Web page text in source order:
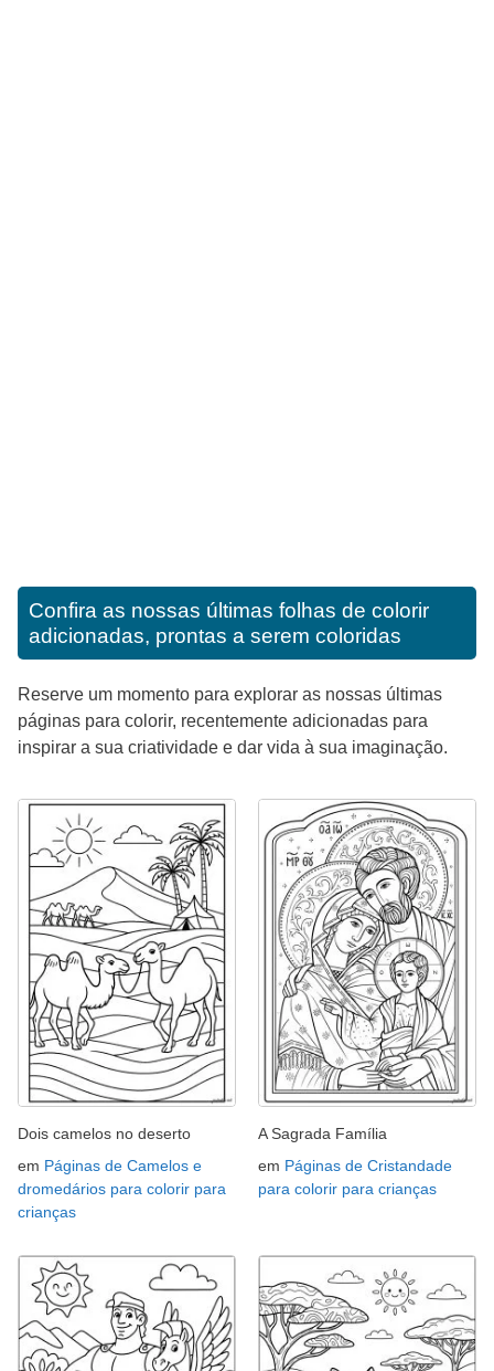
Confira as nossas últimas folhas de colorir
adicionadas, prontas a serem coloridas
Reserve um momento para explorar as nossas últimas
páginas para colorir, recentemente adicionadas para
inspirar a sua criatividade e dar vida à sua imaginação.
Dois camelos no deserto
em Páginas de Camelos e
dromedários para colorir para
crianças
A Sagrada Família
em Páginas de Cristandade
para colorir para crianças